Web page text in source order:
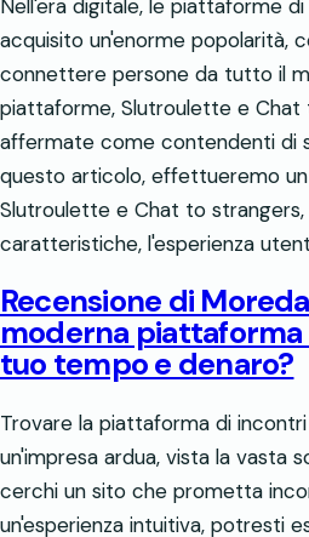
Nell'era digitale, le piattaforme
acquisito un'enorme popolarità,
connettere persone da tutto il
piattaforme, Slutroulette e Chat
affermate come contendenti di
questo articolo, effettueremo
Slutroulette e Chat to strangers,
caratteristiche, l'esperienza
Recensione di
moderna
tuo tempo e denaro?
Trovare la piattaforma di
un'impresa ardua, vista la vasta
cerchi un sito che prometta
un'esperienza intuitiva, potresti